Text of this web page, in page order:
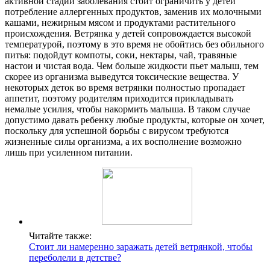
потребление аллергенных продуктов, заменив их молочными
кашами, нежирным мясом и продуктами растительного
происхождения. Ветрянка у детей сопровождается высокой
температурой, поэтому в это время не обойтись без обильного
питья: подойдут компоты, соки, нектары, чай, травяные
настои и чистая вода. Чем больше жидкости пьет малыш, тем
скорее из организма выведутся токсические вещества. У
некоторых деток во время ветрянки полностью пропадает
аппетит, поэтому родителям приходится прикладывать
немалые усилия, чтобы накормить малыша. В таком случае
допустимо давать ребенку любые продукты, которые он хочет,
поскольку для успешной борьбы с вирусом требуются
жизненные силы организма, а их восполнение возможно
лишь при усиленном питании.
Читайте также:
Стоит ли намеренно заражать детей ветрянкой, чтобы
переболели в детстве?